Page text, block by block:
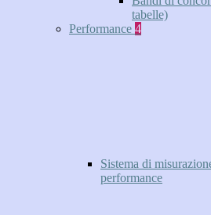
tabelle)
Performance 4
Sistema di
performance